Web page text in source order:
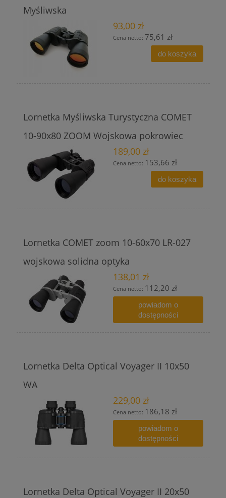
Myśliwska
93,00 zł
Cena netto: 75,61 zł
do koszyka
Lornetka Myśliwska Turystyczna COMET
10-90x80 ZOOM Wojskowa pokrowiec
189,00 zł
Cena netto: 153,66 zł
do koszyka
Lornetka COMET zoom 10-60x70 LR-027
wojskowa solidna optyka
138,01 zł
Cena netto: 112,20 zł
powiadom o
dostępności
Lornetka Delta Optical Voyager II 10x50
WA
229,00 zł
Cena netto: 186,18 zł
powiadom o
dostępności
Lornetka Delta Optical Voyager II 20x50